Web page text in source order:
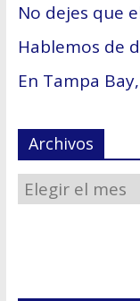
No dejes que
Hablemos de
En Tampa
Archivos